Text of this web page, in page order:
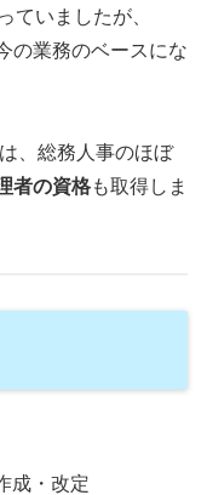
ていましたが、
の業務のベースにな
、総務人事のほぼ
者の資格も取得しま
成・改定